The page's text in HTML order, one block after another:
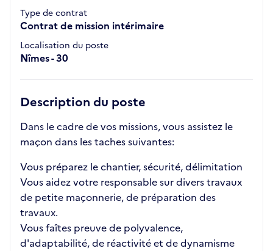
Type de contrat
Contrat de mission intérimaire
Localisation du poste
Nîmes - 30
Description du poste
Dans le cadre de vos missions, vous assistez le
maçon dans les taches suivantes:
Vous préparez le chantier, sécurité, délimitation
Vous aidez votre responsable sur divers travaux
de petite maçonnerie, de préparation des
travaux.
Vous faîtes preuve de polyvalence,
d'adaptabilité, de réactivité et de dynamisme